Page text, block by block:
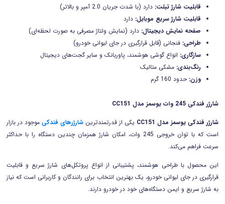
قابلیت شارژ تبلت: دارد (با شدت جریان 2.0 آمپر و بالاتر)
قابلیت شارژ سریع موبایل: دارد
صفحه نمایش دیجیتال: دارد (نمایش ولتاژ مصرفی به صورت لحظه‌ای)
طراحی: فنجانی (قابل قرارگیری در جای لیوانی خودرو)
سازگاری: انواع گوشی هوشمند، پاوربانک و سایر گجت‌های دیجیتال
رنگ‌بندی: مشکی متالیک
وزن: حدود 160 گرم
شارژر فندکی 245 وات یوسمز مدل
CC151
شارژر فندکی یوسمز مدل CC151 یکی از قدرتمندترینشارژرهای فندکیموجود در بازار
است که با توان خروجی 245 وات، امکان شارژ همزمان چندین دستگاه را با حداکثر
سرعت فراهم می‌کند.
این محصول با طراحی هوشمند، پشتیبانی از انواع پروتکل‌های شارژ سریع و قابلیت
قرارگیری در جای لیوانی خودرو، یک بهترین انتخاب برای رانندگان و کاربرانی است که نیاز
به شارژ سریع و ایمن دستگاه‌های خود در خودرو دارند.